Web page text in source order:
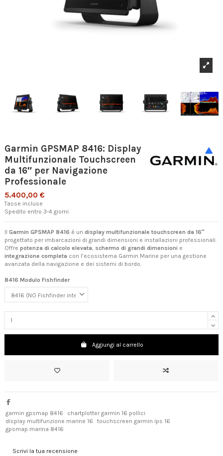
Garmin GPSMAP 8416: Display
Multifunzionale Touchscreen
da 16″ per Navigazione
Professionale
5.400,00 €
Tasse incluse
Spedito entro 3-4 giorni
Il Garmin GPSMAP 8416 è un display multifunzionale touchscreen da 16″
progettato per imbarcazioni di grandi dimensioni e installazioni professionali.
Offre potenza di calcolo elevata, schermo di grandi dimensioni e
integrazione completa con l’ecosistema Garmin Marine per una gestione
avanzata della navigazione e dei sistemi di bordo.
8416 Modulo Fishfinder
Aggiungi al carrello
garmin gpsmap 8416
chartplotter garmin 16 pollici
display multifunzione marine 16
touchscreen garmin ips 16
gpsmap marina 8416
Scrivi la tua recensione